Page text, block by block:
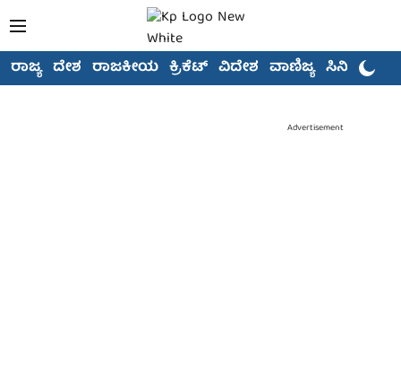
ರಾಜ್ಯ ದೇಶ ರಾಜಕೀಯ ಕ್ರಿಕೆಟ್ ವಿದೇಶ ವಾಣಿಜ್ಯ ಸಿನಿಮಾ
Advertisement